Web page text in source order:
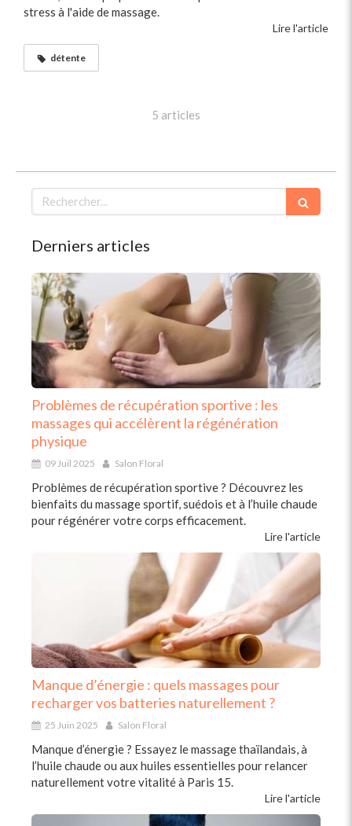
stress à l'aide de massage.
Lire l'article
détente
5 articles
Rechercher
Derniers articles
Problèmes de récupération sportive : les
massages qui accélèrent la régénération
physique
09 Juil 2025 Salon Floral
Problèmes de récupération sportive ? Découvrez les
bienfaits du massage sportif, suédois et à l’huile chaude
pour régénérer votre corps efficacement.
Lire l'article
Manque d’énergie : quels massages pour
recharger vos batteries naturellement ?
25 Juin 2025 Salon Floral
Manque d’énergie ? Essayez le massage thaïlandais, à
l’huile chaude ou aux huiles essentielles pour relancer
naturellement votre vitalité à Paris 15.
Lire l'article